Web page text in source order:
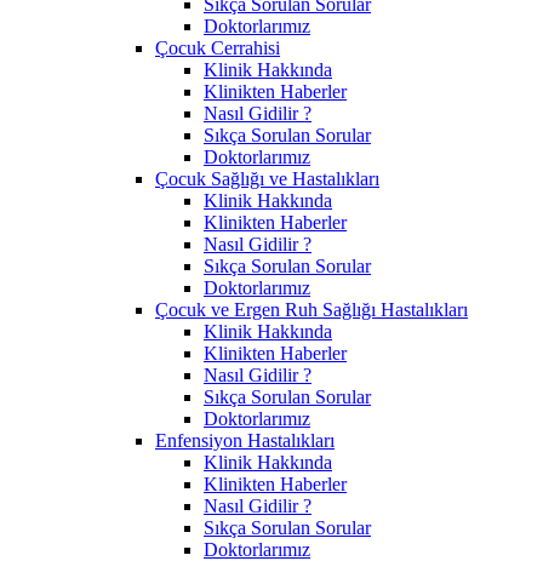
Doktorlarımız
Çocuk Cerrahisi
Klinik Hakkında
Klinikten Haberler
Nasıl Gidilir ?
Sıkça Sorulan Sorular
Doktorlarımız
Çocuk Sağlığı ve Hastalıkları
Klinik Hakkında
Klinikten Haberler
Nasıl Gidilir ?
Sıkça Sorulan Sorular
Doktorlarımız
Çocuk ve Ergen Ruh Sağlığı Hastalıkları
Klinik Hakkında
Klinikten Haberler
Nasıl Gidilir ?
Sıkça Sorulan Sorular
Doktorlarımız
Enfensiyon Hastalıkları
Klinik Hakkında
Klinikten Haberler
Nasıl Gidilir ?
Sıkça Sorulan Sorular
Doktorlarımız